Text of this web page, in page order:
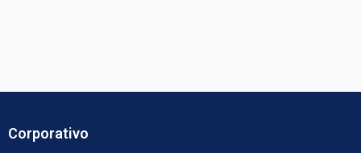
Corporativo